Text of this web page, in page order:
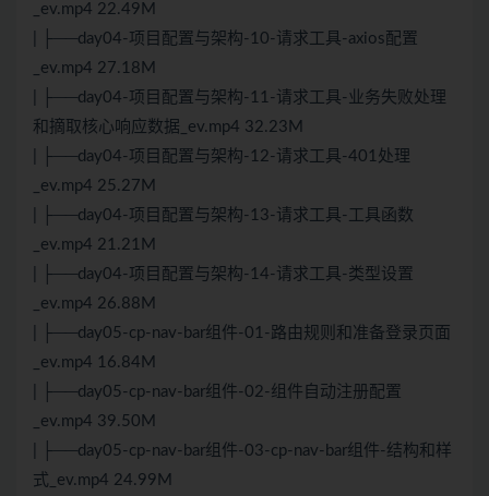
_ev.mp4 22.49M
| ├──day04-项目配置与架构-10-请求工具-axios配置
_ev.mp4 27.18M
| ├──day04-项目配置与架构-11-请求工具-业务失败处理
和摘取核心响应数据_ev.mp4 32.23M
| ├──day04-项目配置与架构-12-请求工具-401处理
_ev.mp4 25.27M
| ├──day04-项目配置与架构-13-请求工具-工具函数
_ev.mp4 21.21M
| ├──day04-项目配置与架构-14-请求工具-类型设置
_ev.mp4 26.88M
| ├──day05-cp-nav-bar组件-01-路由规则和准备登录页面
_ev.mp4 16.84M
| ├──day05-cp-nav-bar组件-02-组件自动注册配置
_ev.mp4 39.50M
| ├──day05-cp-nav-bar组件-03-cp-nav-bar组件-结构和样
式_ev.mp4 24.99M